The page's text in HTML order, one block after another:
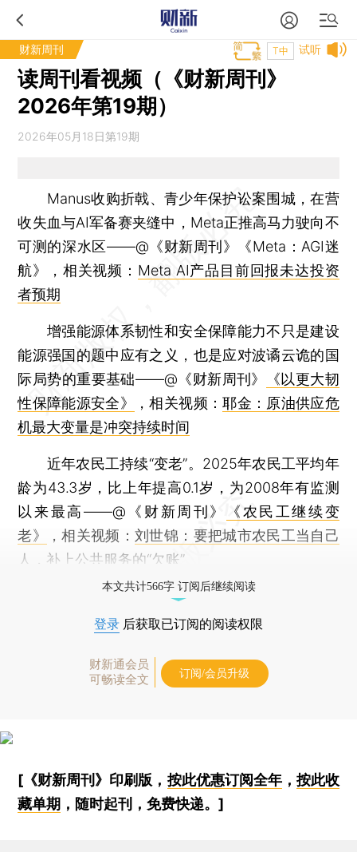
财新周刊 试听
T中
读周刊看视频（《财新周刊》
2026年第19期）
2026年05月18日第19期
Manus收购折戟、青少年保护讼案围城，在营
收失血与AI军备赛夹缝中，Meta正推高马力驶向不
可测的深水区——@《财新周刊》《Meta：AGI迷
航》，相关视频： Meta AI产品目前回报未达投资
者预期
增强能源体系韧性和安全保障能力不只是建设
能源强国的题中应有之义，也是应对波谲云诡的国
际局势的重要基础——@《财新周刊》
《以更大韧
性保障能源安全》
，相关视频：耶金：原油供应危
机最大变量是冲突持续时间
近年农民工持续“变老”。2025年农民工平均年
龄为43.3岁，比上年提高0.1岁，为2008年有监测
以来最高——@《财新周刊》
《农民工继续变
老》
，相关视频：刘世锦：要把城市农民工当自己
人，补上公共服务的“欠账”
本文共计566字 订阅后继续阅读
登录 后获取已订阅的阅读权限
财新通会员
可畅读全文
订阅/会员升级
[《财新周刊》印刷版， 按此优惠订阅全年， 按此收
藏单期 ，随时起刊，免费快递。]